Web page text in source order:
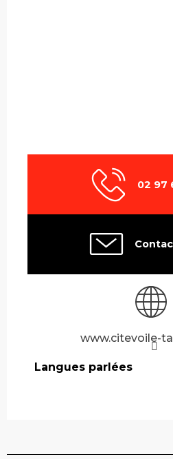
02 97
www.citevoile-
Langues parlées
Langues parlées